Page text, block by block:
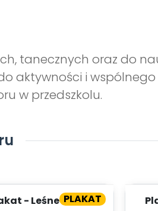
tanecznych oraz do
aktywności i wspólnego
w przedszkolu.
PLAKAT
- Leśne owoce